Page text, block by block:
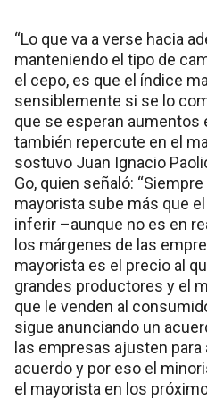
“Lo que va a verse hacia
manteniendo el tipo de
el cepo, es que el índice
sensiblemente si se lo
que se esperan aumentos
también repercute en el
sostuvo Juan Ignacio
Go, quien señaló:
mayorista sube más que
inferir –aunque no es en
los márgenes de las
mayorista es el precio al
grandes productores y el
que le venden al
sigue anunciando un
las empresas ajusten para
acuerdo y por eso el
el mayorista en los